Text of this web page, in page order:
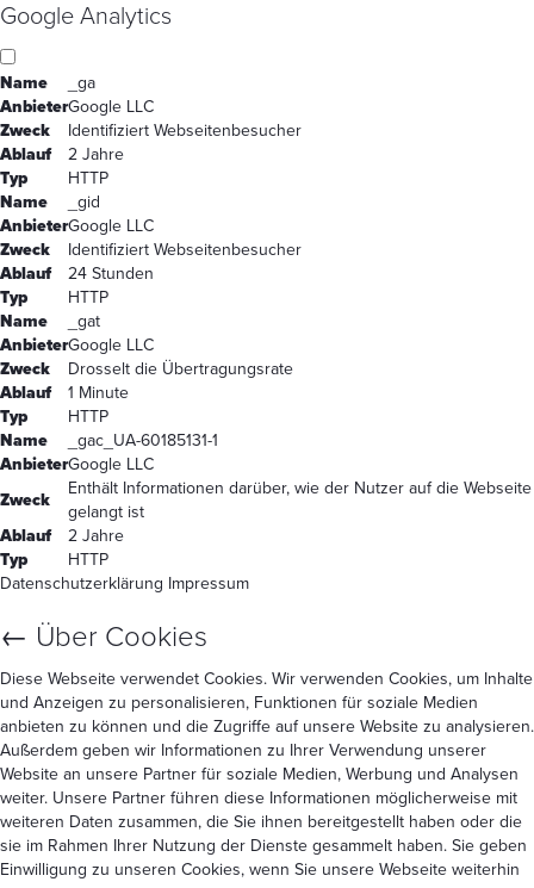
Google Analytics
Name
_ga
AnbieterGoogle LLC
Zweck
Identifiziert Webseitenbesucher
Ablauf
2 Jahre
Typ
HTTP
Name
_gid
AnbieterGoogle LLC
Zweck
Identifiziert Webseitenbesucher
Ablauf
24 Stunden
Typ
HTTP
Name
_gat
AnbieterGoogle LLC
Zweck
Drosselt die Übertragungsrate
Ablauf
1 Minute
Typ
HTTP
Name
_gac_UA-60185131-1
AnbieterGoogle LLC
Zweck
Enthält Informationen darüber, wie der Nutzer auf die Webseite
gelangt ist
Ablauf
2 Jahre
Typ
HTTP
Datenschutzerklärung Impressum
← Über Cookies
Diese Webseite verwendet Cookies. Wir verwenden Cookies, um Inhalte
und Anzeigen zu personalisieren, Funktionen für soziale Medien
anbieten zu können und die Zugriffe auf unsere Website zu analysieren.
Außerdem geben wir Informationen zu Ihrer Verwendung unserer
Website an unsere Partner für soziale Medien, Werbung und Analysen
weiter. Unsere Partner führen diese Informationen möglicherweise mit
weiteren Daten zusammen, die Sie ihnen bereitgestellt haben oder die
sie im Rahmen Ihrer Nutzung der Dienste gesammelt haben. Sie geben
Einwilligung zu unseren Cookies, wenn Sie unsere Webseite weiterhin